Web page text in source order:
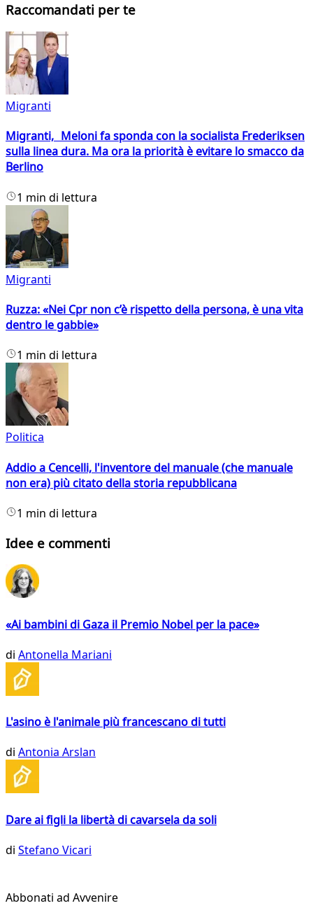
Raccomandati per te
Migranti
Migranti, Meloni fa sponda con la socialista Frederiksen
sulla linea dura. Ma ora la priorità è evitare lo smacco da
Berlino
1 min di lettura
Migranti
Ruzza: «Nei Cpr non c’è rispetto della persona, è una vita
dentro le gabbie»
1 min di lettura
Politica
Addio a Cencelli, l'inventore del manuale (che manuale
non era) più citato della storia repubblicana
1 min di lettura
Idee e commenti
«Ai bambini di Gaza il Premio Nobel per la pace»
di Antonella Mariani
L'asino è l'animale più francescano di tutti
di Antonia Arslan
Dare ai figli la libertà di cavarsela da soli
di Stefano Vicari
Abbonati ad Avvenire